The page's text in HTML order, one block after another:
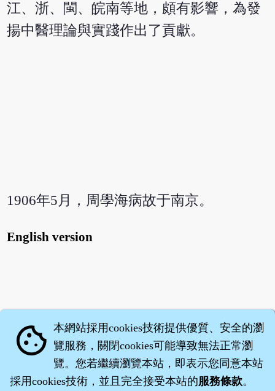
江、浙、閩、皖南等地，頗有影響，為發
揚中醫理論與實踐作出了貢獻。
1906年5月，周學海病故于南京。
English version
cookie 本網站採用cookies技術提供優質、安全的瀏
覽服務，關閉cookies可能導致無法正常瀏
覽。您若繼續瀏覽本站，即表示您同意本站
採用cookies技術，並且完全接受本站的服務條款。